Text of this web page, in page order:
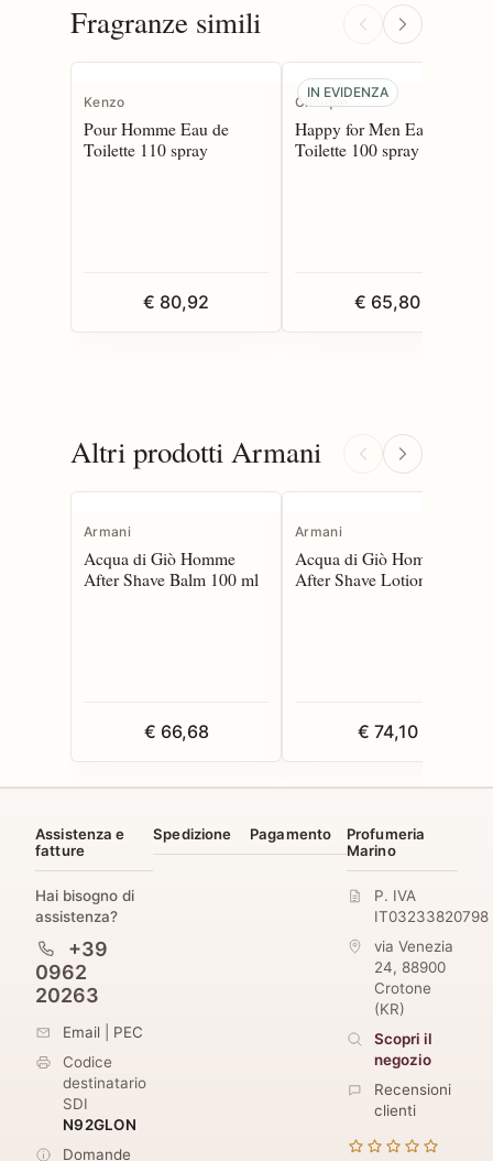
Fragranze simili
Kenzo
Pour Homme Eau de
Toilette 110 spray
€ 80,92
IN EVIDENZA
Clinique
Happy for Men Eau de
Toilette 100 spray
€ 65,80
Altri prodotti Armani
Armani
Acqua di Giò Homme
After Shave Balm 100 ml
€ 66,68
Armani
Acqua di Giò Homme
After Shave Lotion 100 ml
€ 74,10
Assistenza e
fatture
Hai bisogno di
assistenza?
+39
0962
20263
Email
PEC
Codice
destinatario
SDI
N92GLON
Domande
Spedizione Pagamento
Profumeria
Marino
P. IVA
IT03233820798
via Venezia
24, 88900
Crotone
(KR)
Scopri il
negozio
Recensioni
clienti